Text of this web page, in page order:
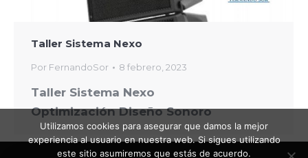
Taller Sistema Nexo
Por FernandoSor 8 febrero, 2023
Taller Sistema Nexo
Optimización Diseño Sonoro
Utilizamos cookies para asegurar que damos la mejor
experiencia al usuario en nuestra web. Si sigues utilizando
este sitio asumiremos que estás de acuerdo.